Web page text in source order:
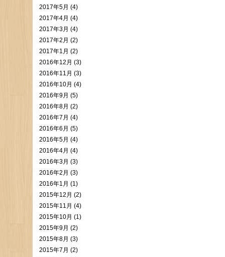
2017年5月 (4)
2017年4月 (4)
2017年3月 (4)
2017年2月 (2)
2017年1月 (2)
2016年12月 (3)
2016年11月 (3)
2016年10月 (4)
2016年9月 (5)
2016年8月 (2)
2016年7月 (4)
2016年6月 (5)
2016年5月 (4)
2016年4月 (4)
2016年3月 (3)
2016年2月 (3)
2016年1月 (1)
2015年12月 (2)
2015年11月 (4)
2015年10月 (1)
2015年9月 (2)
2015年8月 (3)
2015年7月 (2)